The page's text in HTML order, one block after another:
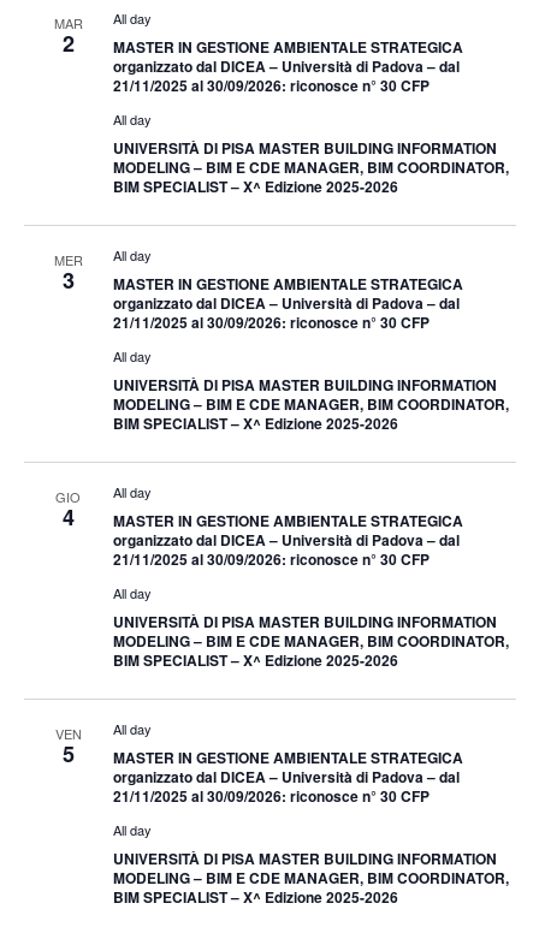
MAR
2
All day
MASTER IN GESTIONE AMBIENTALE STRATEGICA
organizzato dal DICEA – Università di Padova – dal
21/11/2025 al 30/09/2026: riconosce n° 30 CFP
All day
UNIVERSITÀ DI PISA MASTER BUILDING INFORMATION
MODELING – BIM E CDE MANAGER, BIM COORDINATOR,
BIM SPECIALIST – X^ Edizione 2025-2026
MER
3
All day
MASTER IN GESTIONE AMBIENTALE STRATEGICA
organizzato dal DICEA – Università di Padova – dal
21/11/2025 al 30/09/2026: riconosce n° 30 CFP
All day
UNIVERSITÀ DI PISA MASTER BUILDING INFORMATION
MODELING – BIM E CDE MANAGER, BIM COORDINATOR,
BIM SPECIALIST – X^ Edizione 2025-2026
GIO
4
All day
MASTER IN GESTIONE AMBIENTALE STRATEGICA
organizzato dal DICEA – Università di Padova – dal
21/11/2025 al 30/09/2026: riconosce n° 30 CFP
All day
UNIVERSITÀ DI PISA MASTER BUILDING INFORMATION
MODELING – BIM E CDE MANAGER, BIM COORDINATOR,
BIM SPECIALIST – X^ Edizione 2025-2026
VEN
5
All day
MASTER IN GESTIONE AMBIENTALE STRATEGICA
organizzato dal DICEA – Università di Padova – dal
21/11/2025 al 30/09/2026: riconosce n° 30 CFP
All day
UNIVERSITÀ DI PISA MASTER BUILDING INFORMATION
MODELING – BIM E CDE MANAGER, BIM COORDINATOR,
BIM SPECIALIST – X^ Edizione 2025-2026